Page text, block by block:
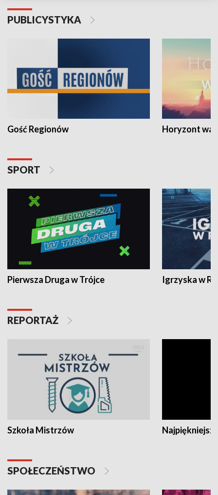
PUBLICYSTYKA
Gość Regionów Horyzont
SPORT
Pierwsza Druga w Trójce Igrzyska w
REPORTAŻ
Szkoła Mistrzów
SPOŁECZEŃSTWO